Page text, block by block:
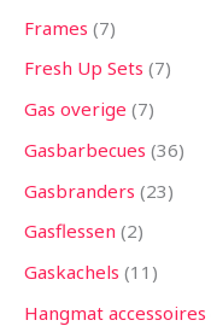
Frames 7
Fresh Up Sets 7
Gas overige 7
Gasbarbecues 36
Gasbranders 23
Gasflessen 2
Gaskachels 11
Hangmat accessoires